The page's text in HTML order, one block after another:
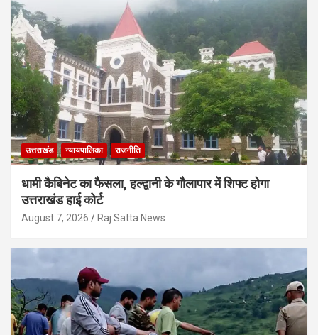
उत्तराखंड न्यायपालिका राजनीति
धामी कैबिनेट का फैसला, हल्द्वानी के गौलापार में शिफ्ट होगा
उत्तराखंड हाई कोर्ट
August 7, 2026 Raj Satta News